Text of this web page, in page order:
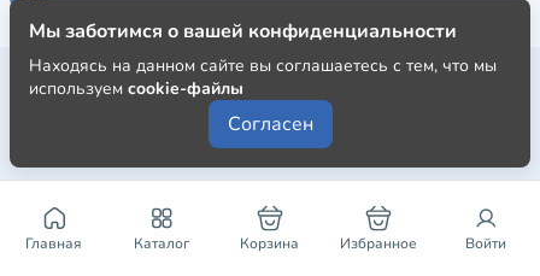
Главная Каталог Корзина Избранное Войти
Публичная оферта
Пользовательское соглашение
Политика конфиденциальности
Мы заботимся о вашей конфиденциальности
Находясь на данном сайте вы соглашаетесь с тем, что мы
используем cookie-файлы
Согласен